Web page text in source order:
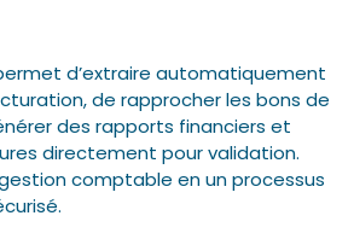
d’extraire automatiquement
de rapprocher les bons de
des rapports financiers et
directement pour validation.
comptable en un processus